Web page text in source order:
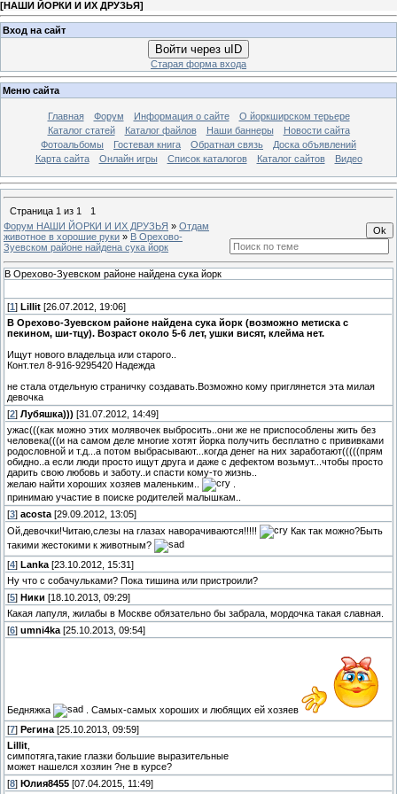
[НАШИ ЙОРКИ И ИХ ДРУЗЬЯ]
Вход на сайт
Войти через uID
Старая форма входа
Меню сайта
Главная Форум Информация о сайте
О йоркширском терьере
Каталог статей
Каталог файлов Наши баннеры
Новости сайта
Фотоальбомы
Гостевая книга Обратная связь
Доска объявлений
Карта сайта
Онлайн игры Список каталогов Каталог сайтов Видео
Страница 1 из 1
1
Форум НАШИ ЙОРКИ И ИХ ДРУЗЬЯ » Отдам
животное в хорошие руки » В Орехово-
Зуевском районе найдена сука йорк
В Орехово-Зуевском районе найдена сука йорк
[1 ] Lillit [26.07.2012, 19:06]
В Орехово-Зуевском районе найдена сука йорк (возможно метиска с
пекином, ши-тцу). Возраст около 5-6 лет, ушки висят, клейма нет.
Ищут нового владельца или старого..
Конт.тел 8-916-9295420 Надежда
не стала отдельную страничку создавать.Возможно кому приглянется эта милая
девочка
[2] Лубяшка))) [31.07.2012, 14:49]
ужас(((как можно этих молявочек выбросить..они же не приспособлены жить без
человека(((и на самом деле многие хотят йорка получить бесплатно с прививками
родословной и т.д...а потом выбрасывают...когда денег на них заработают(((((прям
обидно..а если люди просто ищут друга и даже с дефектом возьмут...чтобы просто
дарить свою любовь и заботу..и спасти кому-то жизнь..
желаю найти хороших хозяев маленьким..
принимаю участие в поиске родителей малышкам..
[3] acosta [29.09.2012, 13:05]
Ой,девочки!Читаю,слезы на глазах наворачиваются!!!!!
Как так можно?Быть
такими жестокими к животным?
[4] Lanka [23.10.2012, 15:31]
Ну что с собачульками? Пока тишина или пристроили?
[5] Ники [18.10.2013, 09:29]
Какая лапуля, жилабы в Москве обязательно бы забрала, мордочка такая славная.
[6] umni4ka [25.10.2013, 09:54]
Бедняжка
. Самых-самых хороших и любящих ей хозяев
[7] Регина [25.10.2013, 09:59]
Lillit
симпотяга,такие глазки большие выразительные
может нашелся хозяин ?не в курсе?
[8] Юлия8455 [07.04.2015, 11:49]